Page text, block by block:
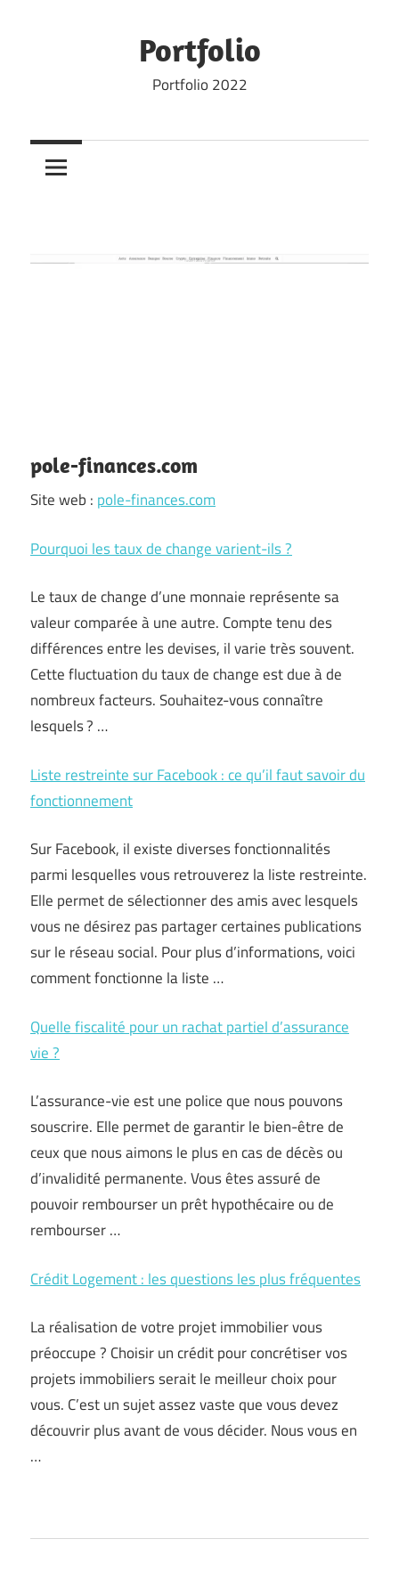
Portfolio
Portfolio 2022
pole-finances.com
Site web : pole-finances.com
Pourquoi les taux de change varient-ils ?
Le taux de change d’une monnaie représente sa
valeur comparée à une autre. Compte tenu des
différences entre les devises, il varie très souvent.
Cette fluctuation du taux de change est due à de
nombreux facteurs. Souhaitez-vous connaître
lesquels ? …
Liste restreinte sur Facebook : ce qu’il faut savoir du
fonctionnement
Sur Facebook, il existe diverses fonctionnalités
parmi lesquelles vous retrouverez la liste restreinte.
Elle permet de sélectionner des amis avec lesquels
vous ne désirez pas partager certaines publications
sur le réseau social. Pour plus d’informations, voici
comment fonctionne la liste …
Quelle fiscalité pour un rachat partiel d’assurance
vie ?
L’assurance-vie est une police que nous pouvons
souscrire. Elle permet de garantir le bien-être de
ceux que nous aimons le plus en cas de décès ou
d’invalidité permanente. Vous êtes assuré de
pouvoir rembourser un prêt hypothécaire ou de
rembourser …
Crédit Logement : les questions les plus fréquentes
La réalisation de votre projet immobilier vous
préoccupe ? Choisir un crédit pour concrétiser vos
projets immobiliers serait le meilleur choix pour
vous. C’est un sujet assez vaste que vous devez
découvrir plus avant de vous décider. Nous vous en
…